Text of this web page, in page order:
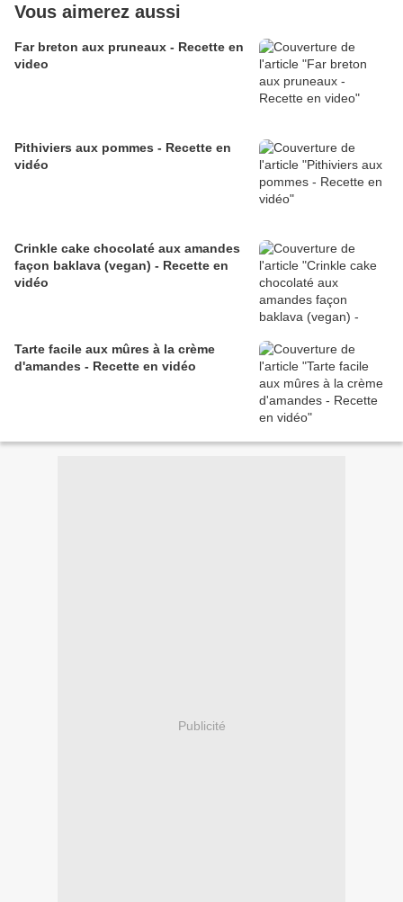
Vous aimerez aussi
Far breton aux pruneaux - Recette en
video
Pithiviers aux pommes - Recette en
vidéo
Crinkle cake chocolaté aux amandes
façon baklava (vegan) - Recette en
vidéo
Tarte facile aux mûres à la crème
d'amandes - Recette en vidéo
Publicité